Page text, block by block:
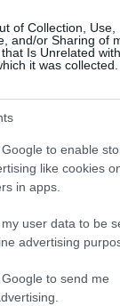
of Collection, Use,
and/or Sharing of
Is Unrelated
it was collected.
to enable
like cookies
in apps.
user data to be
advertising
to send me
2011-ben
ünneplik meg
évfordulóját.
szerveznek
illetve
projektek
viszi a
4-én és 5-én
és a
A
Zsuzsa, a